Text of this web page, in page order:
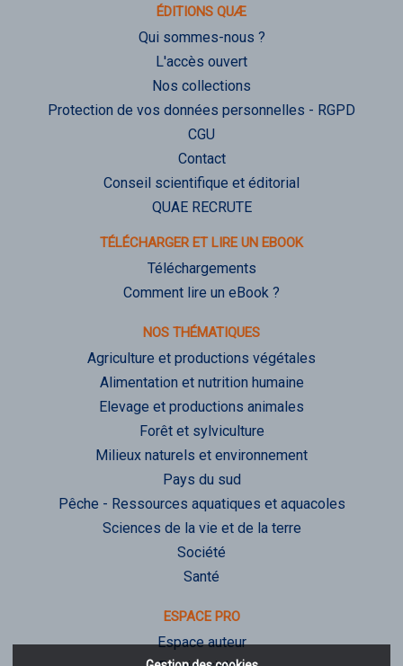
ÉDITIONS QUÆ
Qui sommes-nous ?
L'accès ouvert
Nos collections
Protection de vos données personnelles - RGPD
CGU
Contact
Conseil scientifique et éditorial
QUAE RECRUTE
TÉLÉCHARGER ET LIRE UN EBOOK
Téléchargements
Comment lire un eBook ?
NOS THÉMATIQUES
Agriculture et productions végétales
Alimentation et nutrition humaine
Elevage et productions animales
Forêt et sylviculture
Milieux naturels et environnement
Pays du sud
Pêche - Ressources aquatiques et aquacoles
Sciences de la vie et de la terre
Société
Santé
ESPACE PRO
Espace auteur